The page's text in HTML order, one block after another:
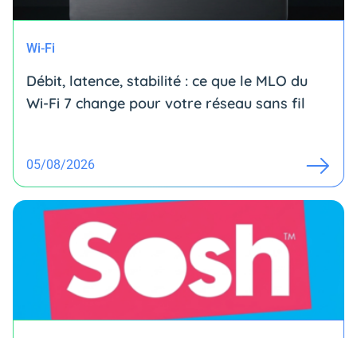
Wi-Fi
Débit, latence, stabilité : ce que le MLO du
Wi-Fi 7 change pour votre réseau sans fil
05/08/2026